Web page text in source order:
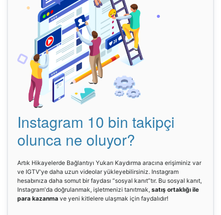
Instagram 10 bin takipçi
olunca ne oluyor?
Artık Hikayelerde Bağlantıyı Yukarı Kaydırma aracına erişiminiz var
ve IGTV'ye daha uzun videolar yükleyebilirsiniz. Instagram
hesabınıza daha somut bir faydası “sosyal kanıt”tır. Bu sosyal kanıt,
Instagram'da doğrulanmak, işletmenizi tanıtmak, satış ortaklığı ile
para kazanma ve yeni kitlelere ulaşmak için faydalıdır!